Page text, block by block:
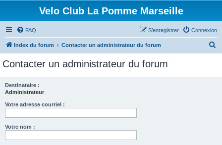
Velo Club La Pomme Marseille
FAQ Connexion
S’enregistrer
Index du forum Contacter un administrateur du forum
Contacter un administrateur du forum
Destinataire :
Administrateur
Votre adresse courriel :
Votre nom :